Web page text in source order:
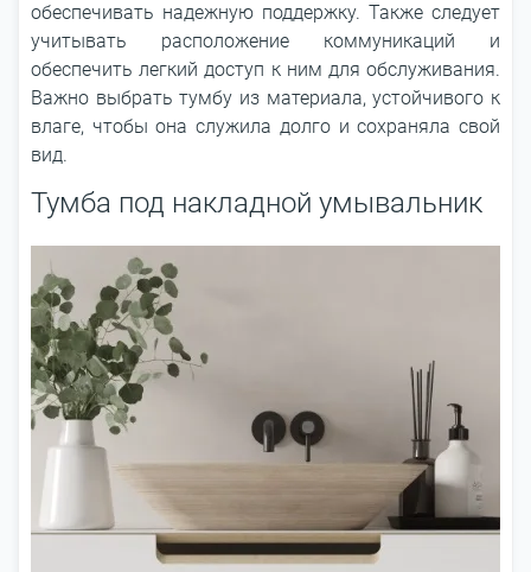
обеспечивать надежную поддержку. Также следует
учитывать расположение коммуникаций и
обеспечить легкий доступ к ним для обслуживания.
Важно выбрать тумбу из материала, устойчивого к
влаге, чтобы она служила долго и сохраняла свой
вид.
Тумба под накладной умывальник